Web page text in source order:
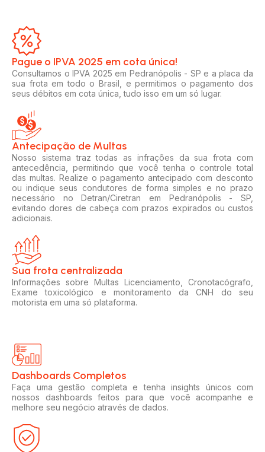
Pague o IPVA 2025 em cota única!​
Consultamos o IPVA 2025 em Pedranópolis - SP e a placa da
sua frota em todo o Brasil, e permitimos o pagamento dos
seus débitos em cota única, tudo isso em um só lugar.
Antecipação de Multas
Nosso sistema traz todas as infrações da sua frota com
antecedência, permitindo que você tenha o controle total
das multas. Realize o pagamento antecipado com desconto
ou indique seus condutores de forma simples e no prazo
necessário no Detran/Ciretran em Pedranópolis - SP,
evitando dores de cabeça com prazos expirados ou custos
adicionais.
Sua frota centralizada​
Informações sobre Multas Licenciamento, Cronotacógrafo,
Exame toxicológico e monitoramento da CNH do seu
motorista em uma só plataforma.
Dashboards Completos​​
Faça uma gestão completa e tenha insights únicos com
nossos dashboards feitos para que você acompanhe e
melhore seu negócio através de dados.